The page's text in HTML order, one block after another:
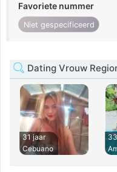
Favoriete nummer
Niet gespecificeerd
Dating Vrouw
31 jaar
Cebuano